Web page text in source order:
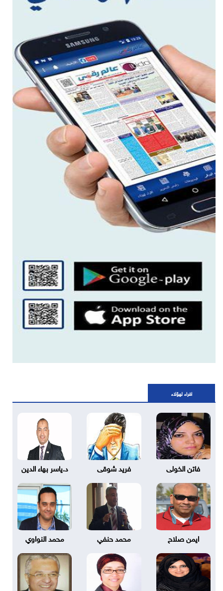
اقراء لهؤلاء
فاتن الخولى فريد شوقى د.ياسر بهاء الدين
ايمن صلاح محمد حنفي محمد النواوي